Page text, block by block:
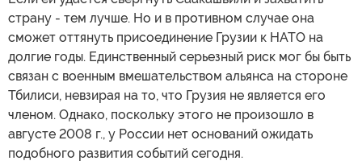
страну - тем лучше. Но и в противном случае она
сможет оттянуть присоединение Грузии к НАТО на
долгие годы. Единственный серьезный риск мог бы быть
связан с военным вмешательством альянса на стороне
Тбилиси, невзирая на то, что Грузия не является его
членом. Однако, поскольку этого не произошло в
августе 2008 г., у России нет оснований ожидать
подобного развития событий сегодня.